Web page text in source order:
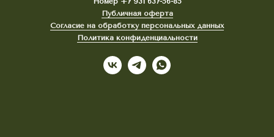
Публичная оферта
Согласие на обработку персональных данных
Политика конфиденциальности